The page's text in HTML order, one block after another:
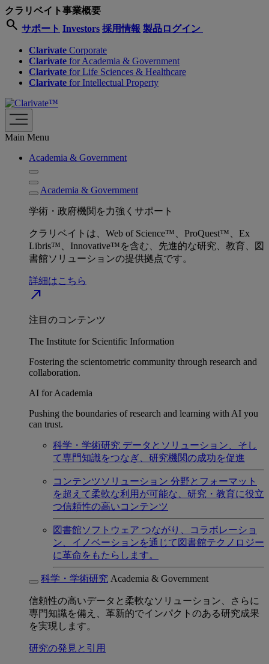
クラリベイト事業概要
search サポート Investors 採用情報 製品ログイン
Clarivate Corporate
Clarivate for Academia & Government
Clarivate for Life Sciences & Healthcare
Clarivate for Intellectual Property
Main Menu
Academia & Government
Academia & Government
学術・政府機関を力強くサポート
クラリベイトは、Web of Science™、ProQuest™、Ex
Libris™、Innovative™を含む、先進的な研究、教育、図
書館ソリューションの提供拠点です。
詳細はこちら
north_east
注目のコンテンツ
The Institute for Scientific Information
Fostering the scientometric community through research and
collaboration.
AI for Academia
Pushing the boundaries of research and learning with AI you
can trust.
科学・学術研究 データとソリューション、そし
て専門知識をつなぎ、研究機関の成功を促進
コンテンツソリューション 分野とフォーマット
を超えて柔軟な利用が可能な、研究・教育に役立
つ信頼性の高いコンテンツ
図書館ソフトウェア つながり、コラボレーショ
ン、イノベーションを通じて図書館テクノロジー
に革命をもたらします。
科学・学術研究 Academia & Government
信頼性の高いデータと柔軟なソリューション、さらに
専門知識を備え、革新的でインパクトのある研究成果
を実現します。
研究の発見と引用